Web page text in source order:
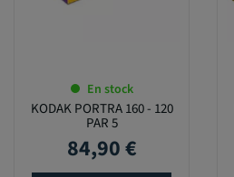
En stock
KODAK PORTRA 160 - 120
PAR 5
Prix
84,90 €